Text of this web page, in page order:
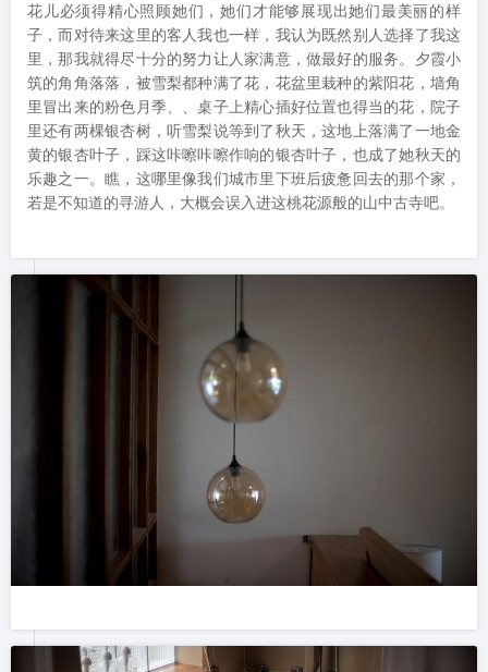
花儿必须得精心照顾她们，她们才能够展现出她们最美丽的样
子，而对待来这里的客人我也一样，我认为既然别人选择了我这
里，那我就得尽十分的努力让人家满意，做最好的服务。夕霞小
筑的角角落落，被雪梨都种满了花，花盆里栽种的紫阳花，墙角
里冒出来的粉色月季、、桌子上精心插好位置也得当的花，院子
里还有两棵银杏树，听雪梨说等到了秋天，这地上落满了一地金
黄的银杏叶子，踩这咔嚓咔嚓作响的银杏叶子，也成了她秋天的
乐趣之一。瞧，这哪里像我们城市里下班后疲惫回去的那个家，
若是不知道的寻游人，大概会误入进这桃花源般的山中古寺吧。